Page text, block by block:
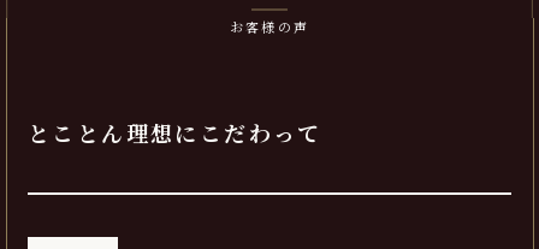
お客様の声
とことん理想にこだわって